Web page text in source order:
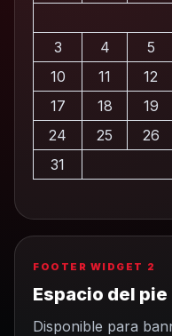
3
4 5
10
11 12
17
18 19
24
25 26
31
FOOTER WIDGET 2
Espacio del
Disponible para